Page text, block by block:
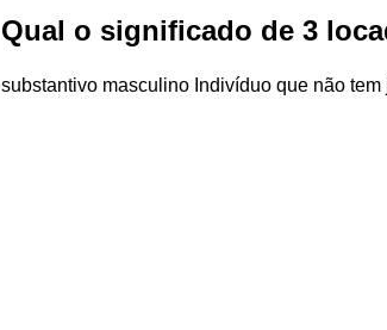
Qual o significado de 3
substantivo masculino Indivíduo que não